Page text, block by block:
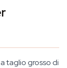
taglio grosso di